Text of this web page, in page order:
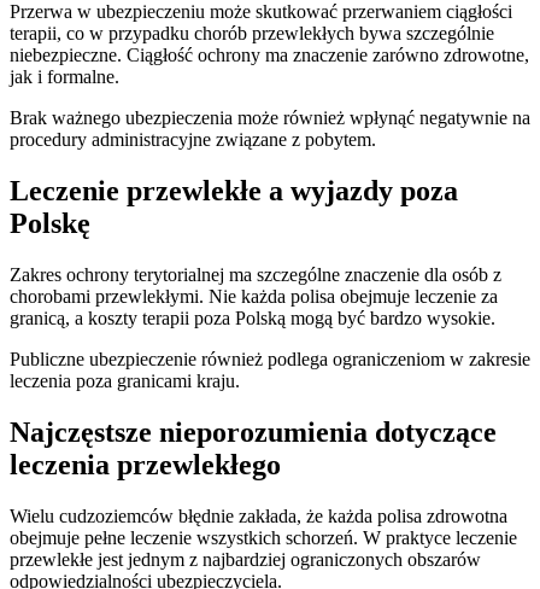
Przerwa w ubezpieczeniu może skutkować przerwaniem ciągłości
terapii, co w przypadku chorób przewlekłych bywa szczególnie
niebezpieczne. Ciągłość ochrony ma znaczenie zarówno zdrowotne,
jak i formalne.
Brak ważnego ubezpieczenia może również wpłynąć negatywnie na
procedury administracyjne związane z pobytem.
Leczenie przewlekłe a wyjazdy poza
Polskę
Zakres ochrony terytorialnej ma szczególne znaczenie dla osób z
chorobami przewlekłymi. Nie każda polisa obejmuje leczenie za
granicą, a koszty terapii poza Polską mogą być bardzo wysokie.
Publiczne ubezpieczenie również podlega ograniczeniom w zakresie
leczenia poza granicami kraju.
Najczęstsze nieporozumienia dotyczące
leczenia przewlekłego
Wielu cudzoziemców błędnie zakłada, że każda polisa zdrowotna
obejmuje pełne leczenie wszystkich schorzeń. W praktyce leczenie
przewlekłe jest jednym z najbardziej ograniczonych obszarów
odpowiedzialności ubezpieczyciela.